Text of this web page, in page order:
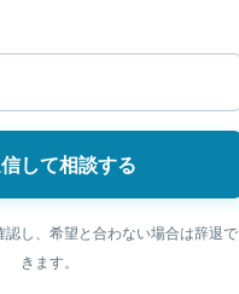
して相談する
し、希望と合わない場合は辞退で
きます。